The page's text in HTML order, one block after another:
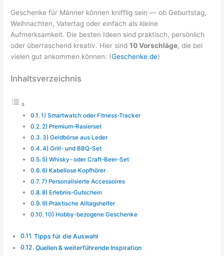
Geschenke für Männer können knifflig sein — ob Geburtstag,
Weihnachten, Vatertag oder einfach als kleine
Aufmerksamkeit. Die besten Ideen sind praktisch, persönlich
oder überraschend kreativ. Hier sind10 Vorschläge, die bei
vielen gut ankommen können: (Geschenke.de)
Inhaltsverzeichnis
1) Smartwatch oder Fitness-Tracker
2) Premium-Rasierset
3) Geldbörse aus Leder
4) Grill- und BBQ-Set
5) Whisky- oder Craft-Beer-Set
6) Kabellose Kopfhörer
7) Personalisierte Accessoires
8) Erlebnis-Gutschein
9) Praktische Alltagshelfer
10) Hobby-bezogene Geschenke
Tipps für die Auswahl
Quellen & weiterführende Inspiration